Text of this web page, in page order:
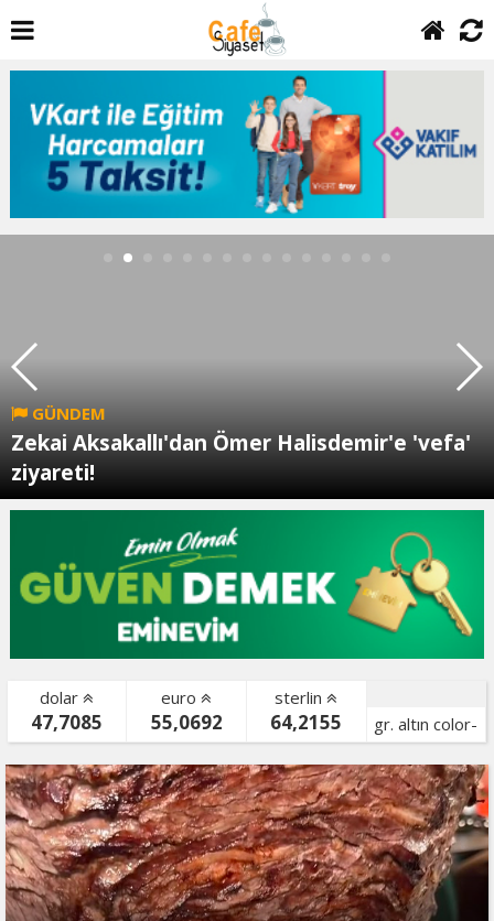
GÜNDEM
Zekai Aksakallı'dan Ömer Halisdemir'e 'vefa'
ziyareti!
dolar
47,7085
euro
55,0692
sterlin
64,2155
gr. altın color-
bist color-